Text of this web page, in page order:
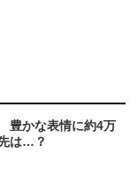
豊かな表情に約4万
は…？